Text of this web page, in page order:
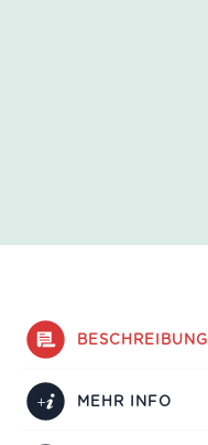
BESCHREIBUNG
MEHR INFO